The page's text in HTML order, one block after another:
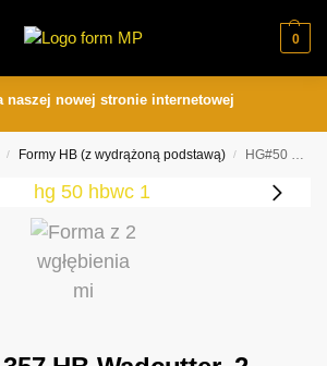
0
naszej nowej stronie internetowej
/ Formy HB (z wydrążoną podstawą) / HG#50 38 & 357 HB Wadcutter, 2 Cavity Mold